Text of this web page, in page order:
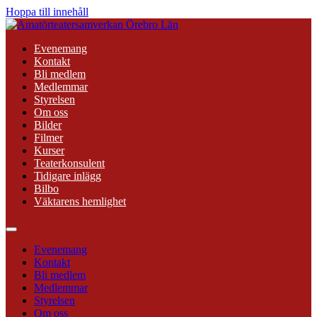
Hoppa till innehåll
Evenemang
Kontakt
Bli medlem
Medlemmar
Styrelsen
Om oss
Bilder
Filmer
Kurser
Teaterkonsulent
Tidigare inlägg
Bilbo
Väktarens hemlighet
Evenemang
Kontakt
Bli medlem
Medlemmar
Styrelsen
Om oss